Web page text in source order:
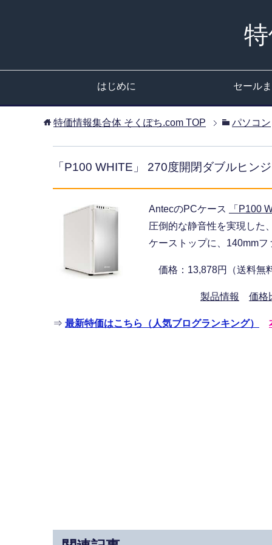
はじめに セール
特価情報集合体 そくぽち.com TOP パソコン
「P100 WHITE」 270度開閉ダブルヒン
AntecのPCケース
「P100
圧倒的な静音性を実現した
ケーストップに、140mm
価格：13,878円（送料
製品情報 価格
⇒ 最新特価はこちら（人気ブログランキング）